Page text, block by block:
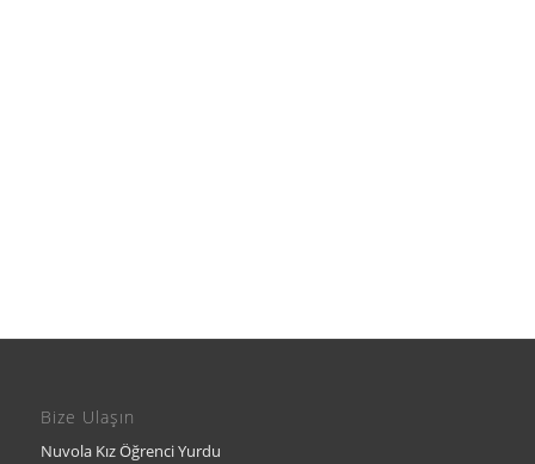
Bize Ulaşın
Nuvola Kız Öğrenci Yurdu